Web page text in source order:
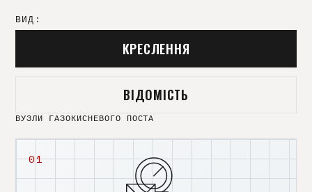
ВИД:
КРЕСЛЕННЯ
ВІДОМІСТЬ
ВУЗЛИ ГАЗОКИСНЕВОГО ПОСТА
01